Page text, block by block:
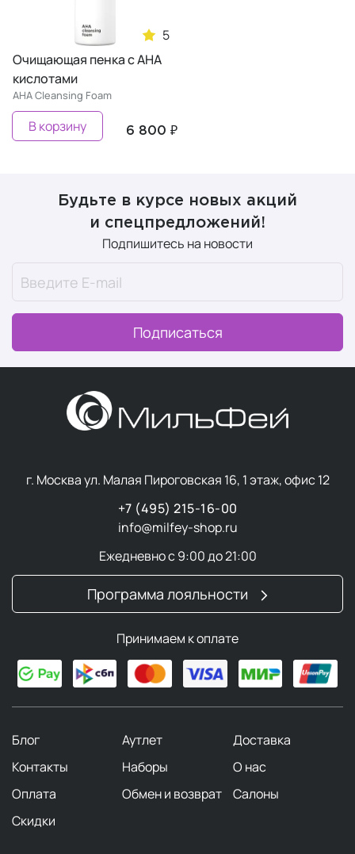
5
Очищающая пенка с AHA
кислотами
AHA Cleansing Foam
6 800 ₽
В корзину
Будьте в курсе новых акций
и спецпредложений!
Подпишитесь на новости
Подписаться
г. Москва ул. Малая Пироговская 16, 1 этаж, офис 12
+7 (495) 215-16-00
info@milfey-shop.ru
Ежедневно с 9:00 до 21:00
Программа лояльности
Принимаем к оплате
Блог Аутлет
Доставка
Контакты
Наборы
О нас
Оплата
Обмен и возврат
Салоны
Скидки